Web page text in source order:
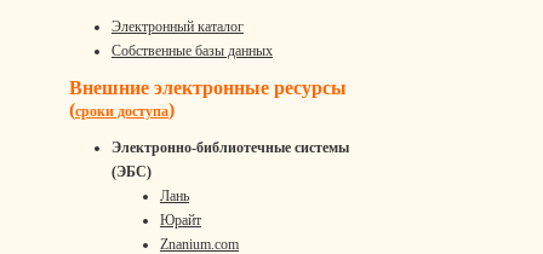
Электронный каталог
Собственные базы данных
Внешние электронные ресурсы
(сроки доступа)
Электронно-библиотечные системы
(ЭБС)
Лань
Юрайт
Znanium.com